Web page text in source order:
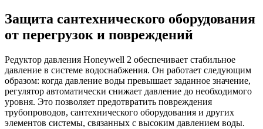
Защита сантехнического оборудования
от перегрузок и повреждений
Редуктор давления Honeywell 2 обеспечивает стабильное
давление в системе водоснабжения. Он работает следующим
образом: когда давление воды превышает заданное значение,
регулятор автоматически снижает давление до необходимого
уровня. Это позволяет предотвратить повреждения
трубопроводов, сантехнического оборудования и других
элементов системы, связанных с высоким давлением воды.